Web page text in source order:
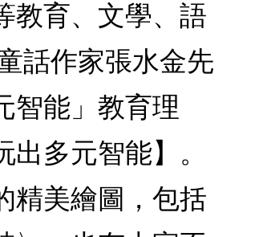
教育、文學、語
話作家張水金先
智能」教育理
多元智能】。
精美繪圖，包括